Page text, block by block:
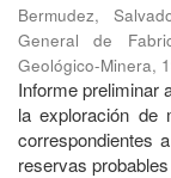
Bermudez,
General de
Geológico-Minera,
Informe preliminar
la exploración de
correspondientes
reservas